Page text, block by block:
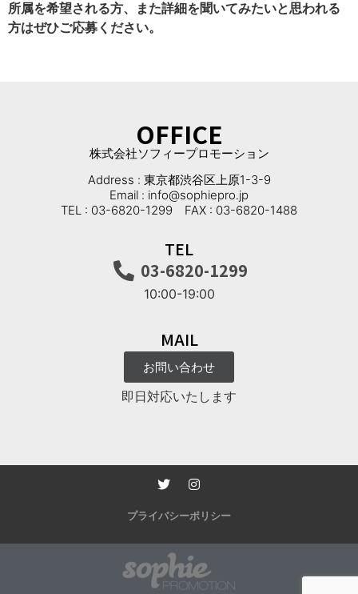
所属を希望される方、また詳細を聞いてみたいと思われる
方はぜひご応募ください。
OFFICE
株式会社ソフィープロモーション
Address : 東京都渋谷区上原1-3-9
Email : info@sophiepro.jp
TEL : 03-6820-1299 FAX : 03-6820-1488
TEL
03-6820-1299
10:00-19:00
MAIL
お問い合わせ
即日対応いたします
プライバシーポリシー